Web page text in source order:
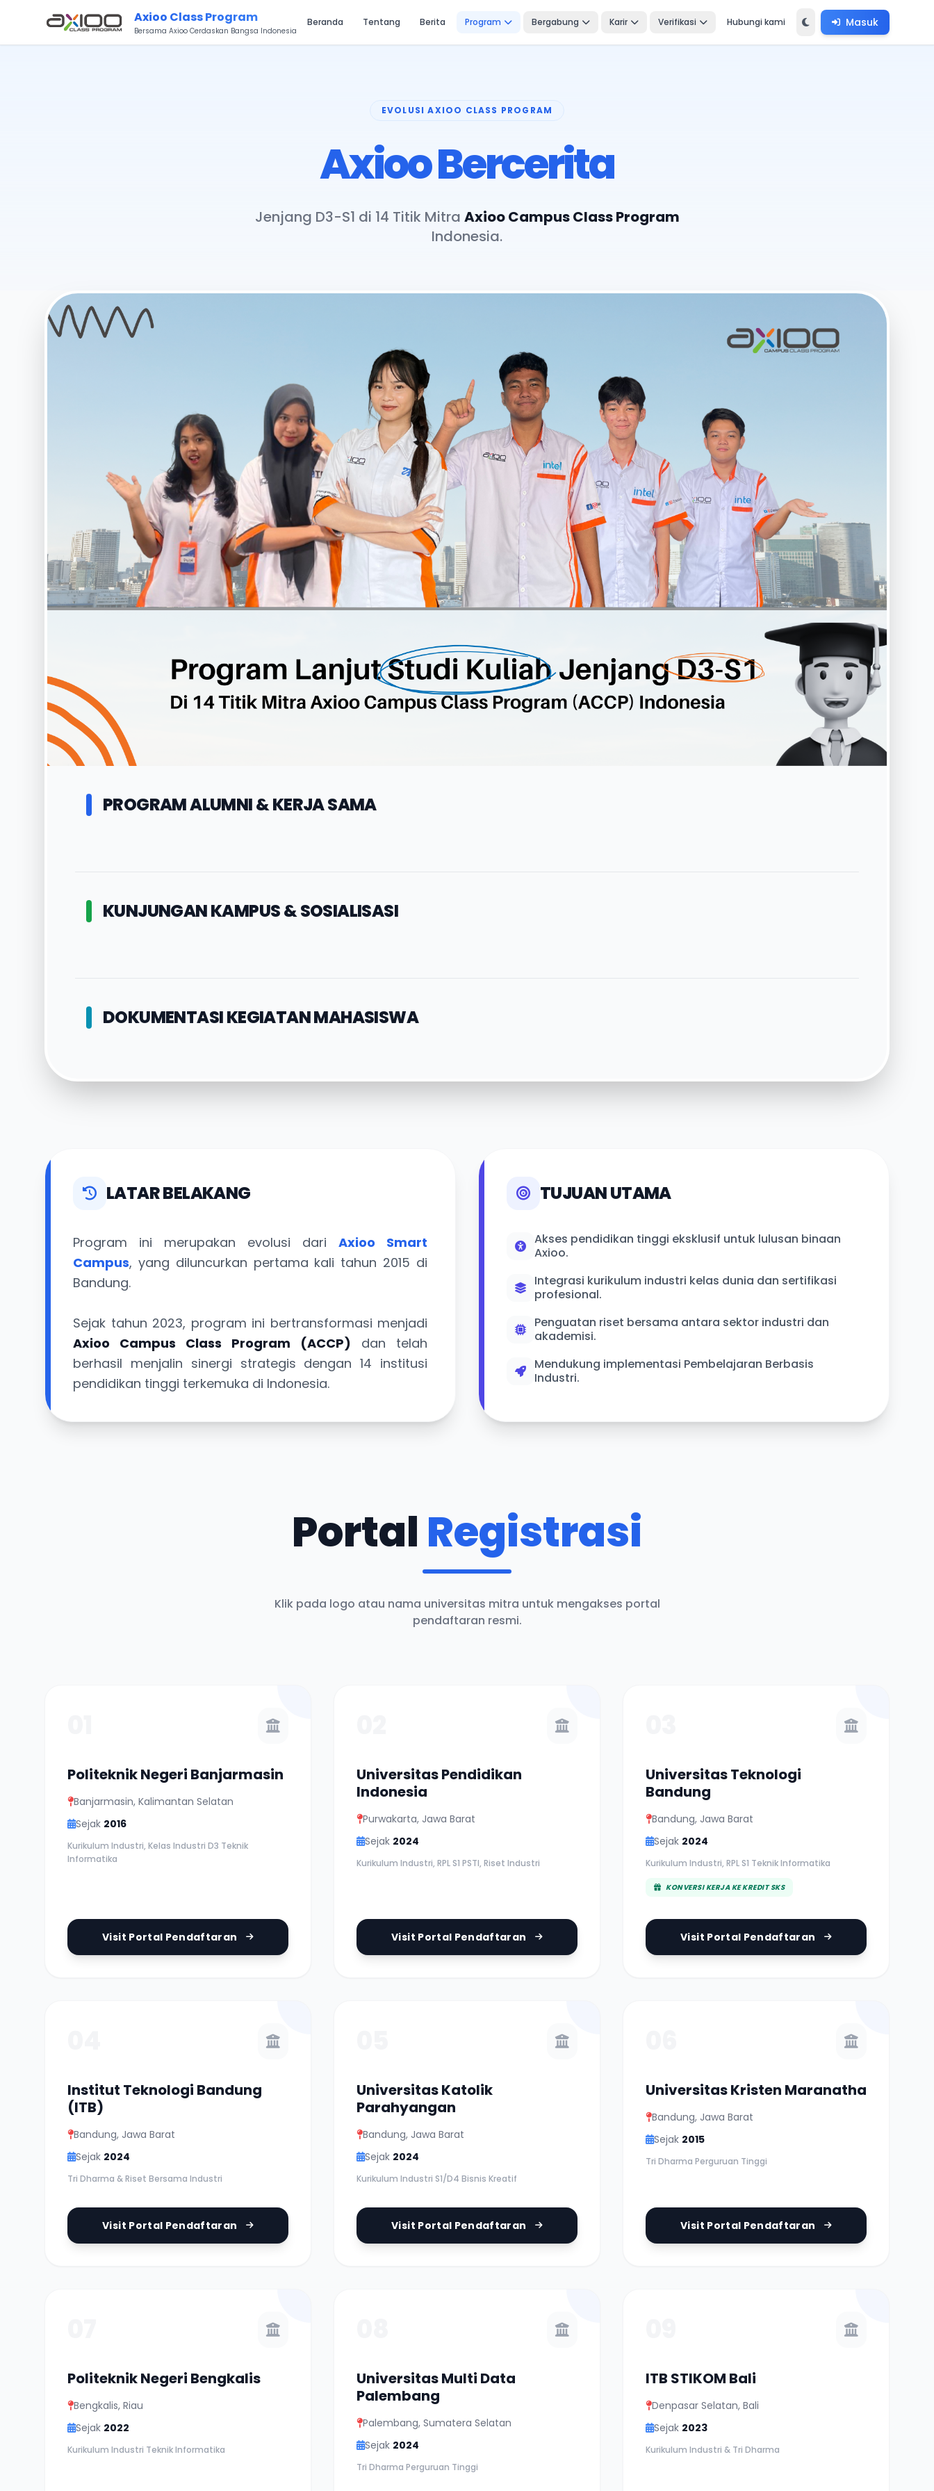
Axioo Class Program
Bersama Axioo Cerdaskan Bangsa Indonesia
Beranda Tentang Berita Program Bergabung Karir Verifikasi Hubungi kami Masuk
EVOLUSI AXIOO CLASS PROGRAM
Axioo Bercerita
Jenjang D3-S1 di 14 Titik Mitra Axioo Campus Class Program
Indonesia.
PROGRAM ALUMNI & KERJA SAMA
KUNJUNGAN KAMPUS & SOSIALISASI
DOKUMENTASI KEGIATAN MAHASISWA
LATAR BELAKANG
Program ini merupakan evolusi dari Axioo Smart
Campus, yang diluncurkan pertama kali tahun 2015 di
Bandung.
Sejak tahun 2023, program ini bertransformasi menjadi
Axioo Campus Class Program (ACCP) dan telah
berhasil menjalin sinergi strategis dengan 14 institusi
pendidikan tinggi terkemuka di Indonesia.
TUJUAN UTAMA
Akses pendidikan tinggi eksklusif untuk lulusan binaan
Axioo.
Integrasi kurikulum industri kelas dunia dan sertifikasi
profesional.
Penguatan riset bersama antara sektor industri dan
akademisi.
Mendukung implementasi Pembelajaran Berbasis
Industri.
Portal Registrasi
Klik pada logo atau nama universitas mitra untuk mengakses portal
pendaftaran resmi.
Politeknik Negeri Banjarmasin
Banjarmasin, Kalimantan Selatan
Sejak 2016
Kurikulum Industri, Kelas Industri D3 Teknik
Informatika
Visit Portal Pendaftaran
Universitas Pendidikan
Indonesia
Purwakarta, Jawa Barat
Sejak 2024
Kurikulum Industri, RPL S1 PSTI, Riset Industri
Visit Portal Pendaftaran
Universitas Teknologi
Bandung
Bandung, Jawa Barat
Sejak 2024
Kurikulum Industri, RPL S1 Teknik Informatika
KONVERSI KERJA KE KREDIT SKS
Visit Portal Pendaftaran
Institut Teknologi Bandung
(ITB)
Bandung, Jawa Barat
Sejak 2024
Tri Dharma & Riset Bersama Industri
Visit Portal Pendaftaran
Universitas Katolik
Parahyangan
Bandung, Jawa Barat
Sejak 2024
Kurikulum Industri S1/D4 Bisnis Kreatif
Visit Portal Pendaftaran
Universitas Kristen Maranatha
Bandung, Jawa Barat
Sejak 2015
Tri Dharma Perguruan Tinggi
Visit Portal Pendaftaran
Politeknik Negeri Bengkalis
Bengkalis, Riau
Sejak 2022
Kurikulum Industri Teknik Informatika
Universitas Multi Data
Palembang
Palembang, Sumatera Selatan
Sejak 2024
Tri Dharma Perguruan Tinggi
ITB STIKOM Bali
Denpasar Selatan, Bali
Sejak 2023
Kurikulum Industri & Tri Dharma